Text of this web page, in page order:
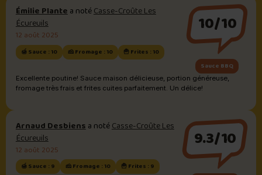
Émilie Plantea notéCasse-Croûte Les
Écureuils
12 août 2025
🍯 Sauce : 10 🧀 Fromage : 10 🍟 Frites : 10
10/10
Sauce BBQ
Excellente poutine! Sauce maison délicieuse, portion généreuse,
fromage très frais et frites cuites parfaitement. Un délice!
Arnaud Desbiensa notéCasse-Croûte Les
Écureuils
12 août 2025
🍯 Sauce : 9 🧀 Fromage : 10 🍟 Frites : 9
9.3/10